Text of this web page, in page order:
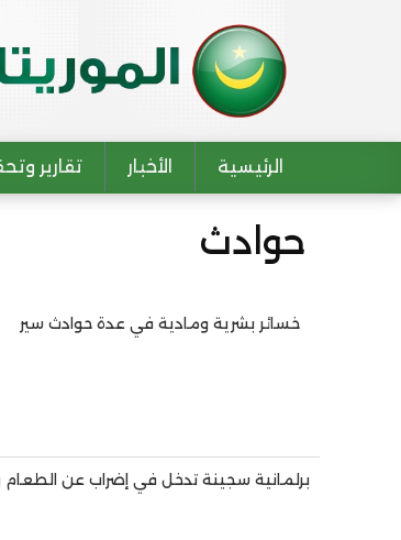
Main navigation
الرئيسية الأخبار تقارير
حوادث
خسائر بشرية ومادية في عدة حوادث سير
برلمانية سجينة تدخل في إضراب عن الطعام
Pagination